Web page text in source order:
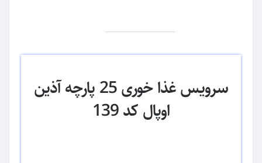
سرویس غذا خوری 25 پارچه آذین
اوپال کد 139